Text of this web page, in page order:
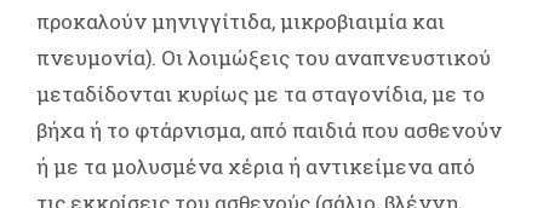
προκαλούν μηνιγγίτιδα, μικροβιαιμία και
πνευμονία). Οι λοιμώξεις του αναπνευστικού
μεταδίδονται κυρίως με τα σταγονίδια, με το
βήχα ή το φτάρνισμα, από παιδιά που ασθενούν
ή με τα μολυσμένα χέρια ή αντικείμενα από
τις εκκρίσεις του ασθενούς (σάλιο, βλέννη,